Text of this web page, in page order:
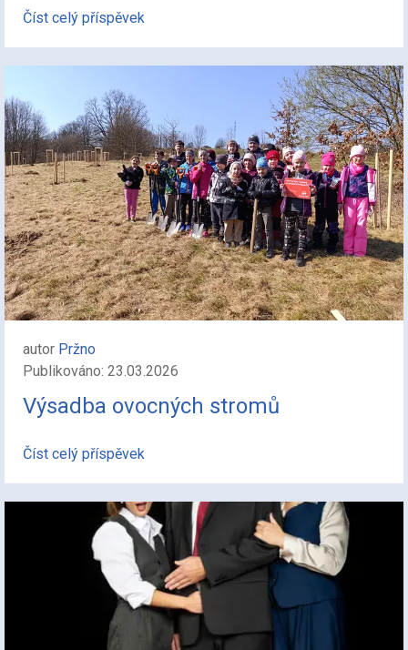
Číst celý příspěvek
autor Pržno
Publikováno: 23.03.2026
Výsadba ovocných stromů
Číst celý příspěvek